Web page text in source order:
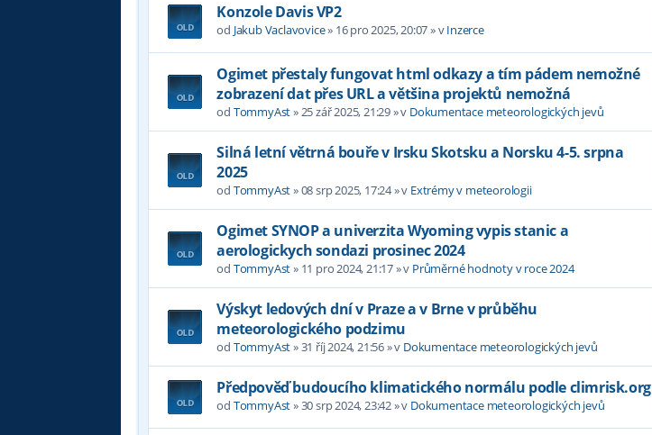
Konzole Davis VP2
od Jakub Vaclavovice» 16 pro 2025, 20:07» vInzerce
Ogimet přestaly fungovat html odkazy a tím pádem nemožné
zobrazení dat přes URL a většina projektů nemožná
od TommyAst»25 zář 2025, 21:29» v Dokumentace meteorologických jevů
Silná letní větrná bouře v Irsku Skotsku a Norsku 4-5. srpna
2025
od TommyAst»08 srp 2025, 17:24» v Extrémy v meteorologii
Ogimet SYNOP a univerzita Wyoming vypis stanic a
aerologickych sondazi prosinec 2024
od TommyAst» 11 pro 2024, 21:17» v Průměrné hodnoty v roce 2024
Výskyt ledových dní v Praze a v Brne v průběhu
meteorologického podzimu
od TommyAst»31 říj 2024, 21:56» v Dokumentace meteorologických jevů
Předpověď budoucího klimatického normálu podle climrisk.org
od TommyAst»30 srp 2024, 23:42» v Dokumentace meteorologických jevů